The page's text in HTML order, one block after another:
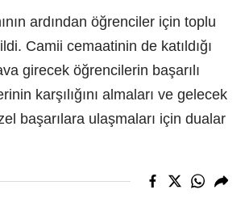
ardından öğrenciler için toplu
Camii cemaatinin de katıldığı
girecek öğrencilerin başarılı
karşılığını almaları ve gelecek
başarılara ulaşmaları için dualar